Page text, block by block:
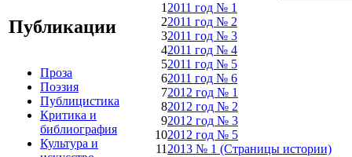
Публикации
Проза
Поэзия
Публицистика
Критика и
библиография
Культура и
1 2011 год № 1
22011 год № 2
32011 год № 3
42011 год № 4
52011 год № 5
62011 год № 6
72012 год № 1
82012 год № 2
92012 год № 3
102012 год № 5
11 2013 № 1 (Страницы истории)